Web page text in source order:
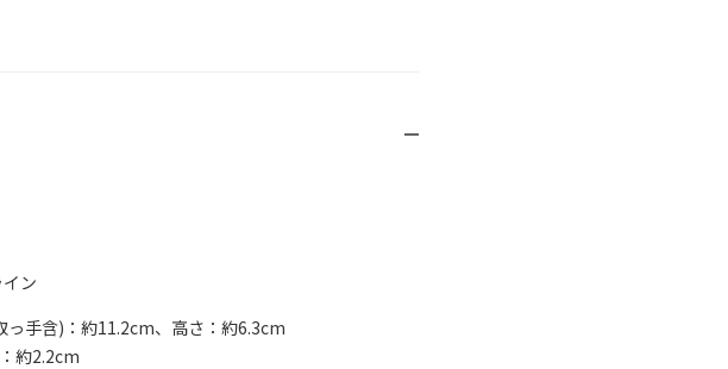
ン
っ手含)：約11.2cm、高さ：約6.3cm
約2.2cm